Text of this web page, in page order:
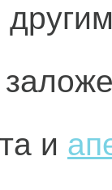
и